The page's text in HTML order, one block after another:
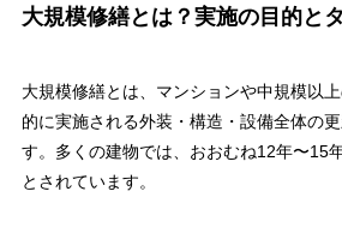
大規模修繕とは？実施の目的と
大規模修繕とは、マンションや中規模以
的に実施される外装・構造・設備全体の
す。多くの建物では、おおむね12年〜15
とされています。